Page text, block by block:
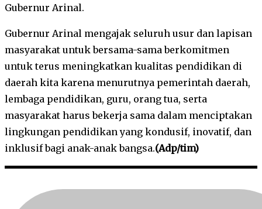
Gubernur Arinal.
Gubernur Arinal mengajak seluruh usur dan lapisan
masyarakat untuk bersama-sama berkomitmen
untuk terus meningkatkan kualitas pendidikan di
daerah kita karena menurutnya pemerintah daerah,
lembaga pendidikan, guru, orang tua, serta
masyarakat harus bekerja sama dalam menciptakan
lingkungan pendidikan yang kondusif, inovatif, dan
inklusif bagi anak-anak bangsa.(Adp/tim)